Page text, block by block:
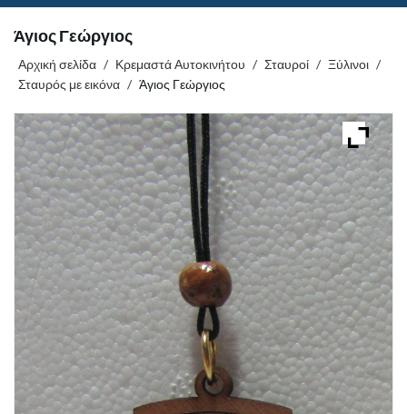
Άγιος Γεώργιος
Αρχική σελίδα / Κρεμαστά Αυτοκινήτου / Σταυροί / Ξύλινοι /
Σταυρός με εικόνα / Άγιος Γεώργιος